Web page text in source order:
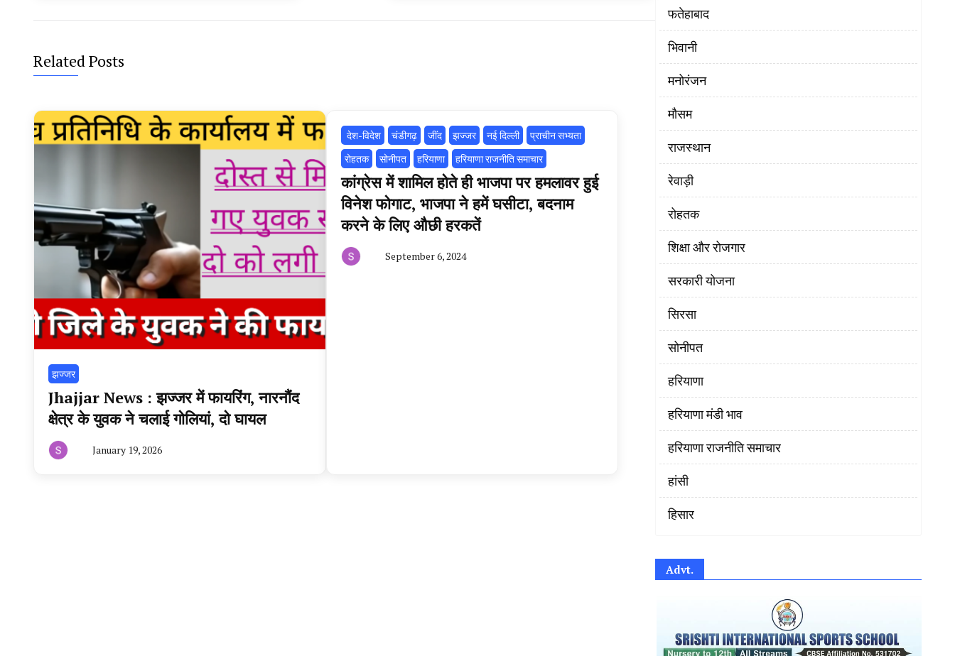
Related Posts
झज्जर
Jhajjar News : झज्जर में फायरिंग, नारनौंद
क्षेत्र के युवक ने चलाई गोलियां, दो घायल
January 19, 2026
‌ देश-विदेश चंडीगढ़ ‌जींद झज्जर नई दिल्ली
प्राचीन सभ्यता
रोहतक
सोनीपत हरियाणा हरियाणा राजनीति समाचार
कांग्रेस में शामिल होते ही भाजपा पर हमलावर हुई
विनेश फोगाट, भाजपा ने हमें घसीटा, बदनाम
करने के लिए औछी हरकतें
September 6, 2024
फतेहाबाद
भिवानी
मनोरंजन
मौसम
राजस्थान
रेवाड़ी
रोहतक
शिक्षा और रोजगार
सरकारी योजना
सिरसा
सोनीपत
हरियाणा
हरियाणा मंडी भाव
हरियाणा राजनीति समाचार
हांसी
हिसार
Advt.